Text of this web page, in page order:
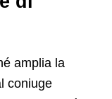
amplia la
coniuge